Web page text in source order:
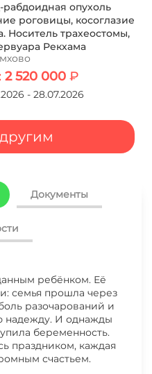
опухоль
роговицы, косоглазие
Носитель трахеостомы,
Рекхама
2 520 000 ₽
- 28.07.2026
Документы
ребёнком. Её
семья прошла через
разочарований и
надежду. И однажды
беременность.
праздником, каждая
счастьем.
ЖЕГУЛЬСКОЙ
ЖЕГУЛЬСКОЙ